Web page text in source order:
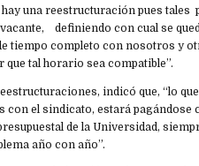
una reestructuración pues tales
definiendo con cual se
tiempo completo con nosotros y
tal horario sea compatible”.
indicó que, “lo
el sindicato, estará pagándose
de la Universidad,
año con año”.